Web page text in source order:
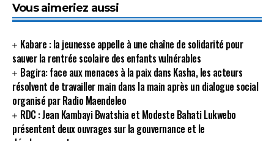
Vous aimeriez aussi
Kabare : la jeunesse appelle à une chaîne de solidarité pour
sauver la rentrée scolaire des enfants vulnérables
Bagira: face aux menaces à la paix dans Kasha, les acteurs
résolvent de travailler main dans la main après un dialogue social
organisé par Radio Maendeleo
RDC : Jean Kambayi Bwatshia et Modeste Bahati Lukwebo
présentent deux ouvrages sur la gouvernance et le